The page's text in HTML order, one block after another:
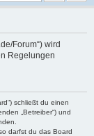
Forum“) wird
Regelungen
schließt du einen
„Betreiber“) und
darfst du das Board